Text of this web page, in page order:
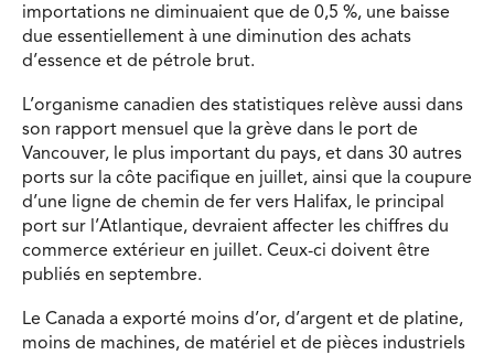
importations ne diminuaient que de 0,5 %, une baisse
due essentiellement à une diminution des achats
d’essence et de pétrole brut.
L’organisme canadien des statistiques relève aussi dans
son rapport mensuel que la grève dans le port de
Vancouver, le plus important du pays, et dans 30 autres
ports sur la côte pacifique en juillet, ainsi que la coupure
d’une ligne de chemin de fer vers Halifax, le principal
port sur l’Atlantique, devraient affecter les chiffres du
commerce extérieur en juillet. Ceux-ci doivent être
publiés en septembre.
Le Canada a exporté moins d’or, d’argent et de platine,
moins de machines, de matériel et de pièces industriels